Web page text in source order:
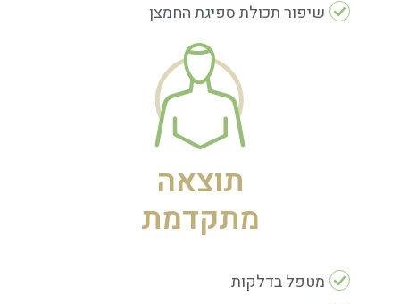
תוצאה
מתקדמת
מטפל בדלקות
שיפור תכולת ספיגת החמצן